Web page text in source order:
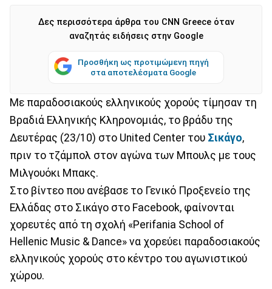
Δες περισσότερα άρθρα του CNN Greece όταν
αναζητάς ειδήσεις στην Google
Προσθήκη ως προτιμώμενη πηγή
στα αποτελέσματα Google
Με παραδοσιακούς ελληνικούς χορούς τίμησαν τη
Βραδιά Ελληνικής Κληρονομιάς, το βράδυ της
Δευτέρας (23/10) στο United Center του Σικάγο,
πριν το τζάμπολ στον αγώνα των Μπουλς με τους
Μιλγουόκι Μπακς.
Στο βίντεο που ανέβασε το Γενικό Προξενείο της
Ελλάδας στο Σικάγο στο Facebook, φαίνονται
χορευτές από τη σχολή «Perifania School of
Hellenic Music & Dance» να χορεύει παραδοσιακούς
ελληνικούς χορούς στο κέντρο του αγωνιστικού
χώρου.